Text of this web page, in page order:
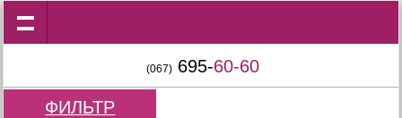
(067) 695-60-60
ФИЛЬТР